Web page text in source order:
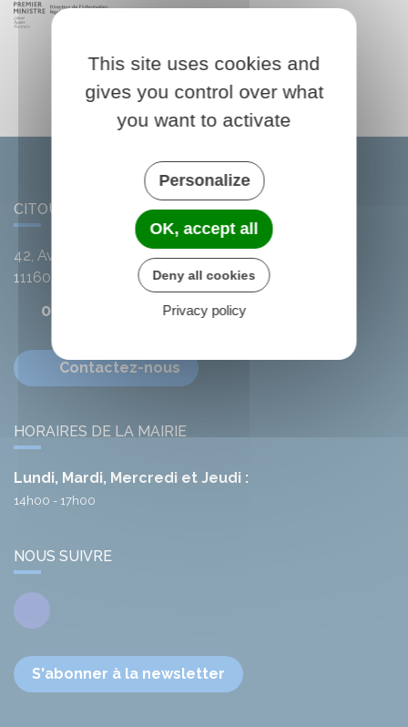
CITOU
42, Avenue de l'Argent-Double
11160
04 68 78 01 41
Contactez-nous
HORAIRES DE LA MAIRIE
Lundi, Mardi, Mercredi et Jeudi :
14h00 - 17h00
NOUS SUIVRE
Facebook
S'abonner à la newsletter
This site uses cookies and
gives you control over what
you want to activate
Personalize
OK, accept all
Deny all cookies
Privacy policy